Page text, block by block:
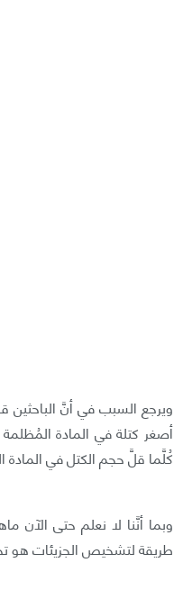
ويرجع السبب في أنَّ الباحثين
أصغر كتلة في المادة
كُلَّما قلَّ حجم الكتل في المادة
وبما أنَّنا لا نعلم حتى الآن
طريقة لتشخيص الجزيئات هو